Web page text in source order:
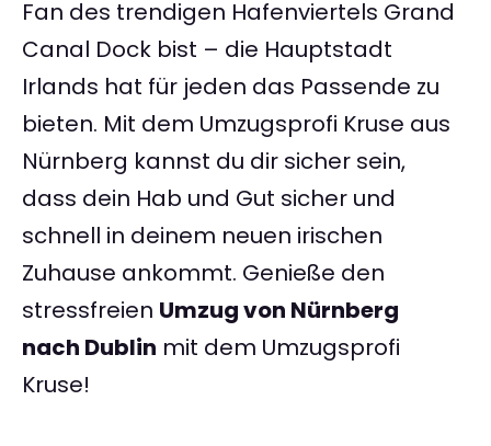
Fan des trendigen Hafenviertels Grand
Canal Dock bist – die Hauptstadt
Irlands hat für jeden das Passende zu
bieten. Mit dem Umzugsprofi Kruse aus
Nürnberg kannst du dir sicher sein,
dass dein Hab und Gut sicher und
schnell in deinem neuen irischen
Zuhause ankommt. Genieße den
stressfreien Umzug von Nürnberg
nach Dublin mit dem Umzugsprofi
Kruse!